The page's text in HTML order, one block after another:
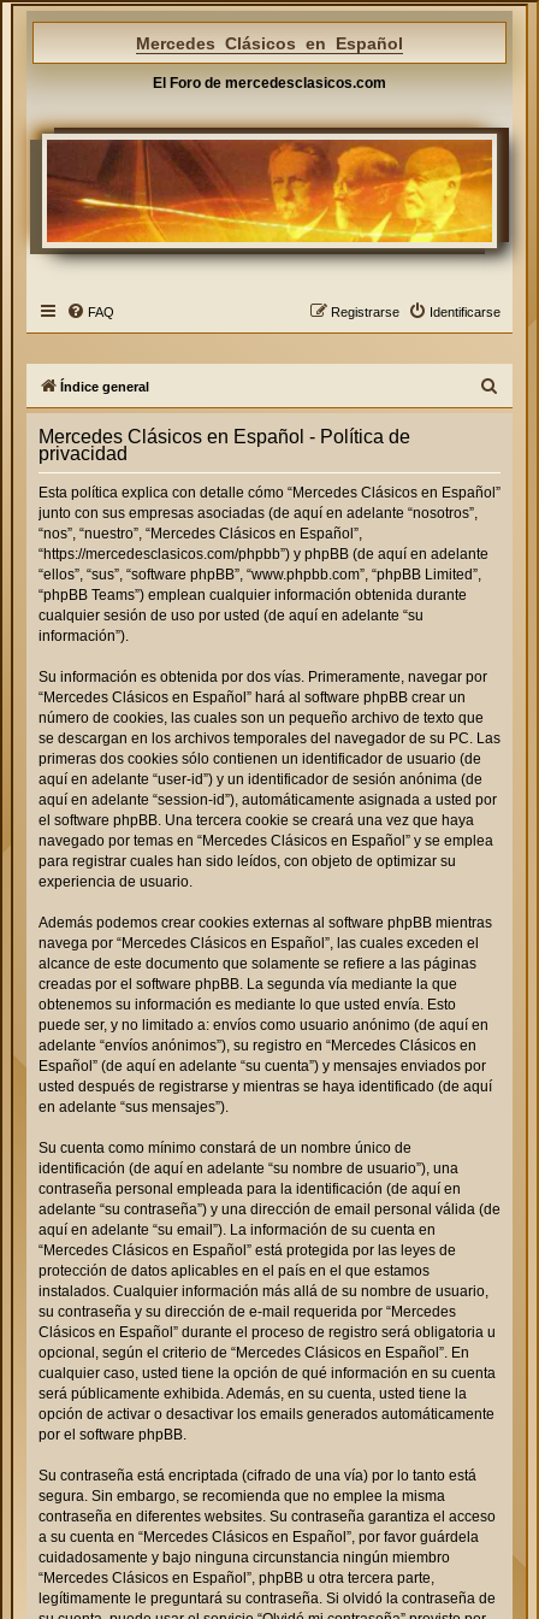
Mercedes Clásicos en Español
El Foro de mercedesclasicos.com
FAQ Identificarse
Registrarse
Índice general
u
c
Mercedes Clásicos en Español - Política de
privacidad
Esta política explica con detalle cómo “Mercedes Clásicos en Español”
junto con sus empresas asociadas (de aquí en adelante “nosotros”,
“nos”, “nuestro”, “Mercedes Clásicos en Español”,
“https://mercedesclasicos.com/phpbb”) y phpBB (de aquí en adelante
“ellos”, “sus”, “software phpBB”, “www.phpbb.com”, “phpBB Limited”,
“phpBB Teams”) emplean cualquier información obtenida durante
cualquier sesión de uso por usted (de aquí en adelante “su
información”).
Su información es obtenida por dos vías. Primeramente, navegar por
“Mercedes Clásicos en Español” hará al software phpBB crear un
número de cookies, las cuales son un pequeño archivo de texto que
se descargan en los archivos temporales del navegador de su PC. Las
primeras dos cookies sólo contienen un identificador de usuario (de
aquí en adelante “user-id”) y un identificador de sesión anónima (de
aquí en adelante “session-id”), automáticamente asignada a usted por
el software phpBB. Una tercera cookie se creará una vez que haya
navegado por temas en “Mercedes Clásicos en Español” y se emplea
para registrar cuales han sido leídos, con objeto de optimizar su
experiencia de usuario.
Además podemos crear cookies externas al software phpBB mientras
navega por “Mercedes Clásicos en Español”, las cuales exceden el
alcance de este documento que solamente se refiere a las páginas
creadas por el software phpBB. La segunda vía mediante la que
obtenemos su información es mediante lo que usted envía. Esto
puede ser, y no limitado a: envíos como usuario anónimo (de aquí en
adelante “envíos anónimos”), su registro en “Mercedes Clásicos en
Español” (de aquí en adelante “su cuenta”) y mensajes enviados por
usted después de registrarse y mientras se haya identificado (de aquí
en adelante “sus mensajes”).
Su cuenta como mínimo constará de un nombre único de
identificación (de aquí en adelante “su nombre de usuario”), una
contraseña personal empleada para la identificación (de aquí en
adelante “su contraseña”) y una dirección de email personal válida (de
aquí en adelante “su email”). La información de su cuenta en
“Mercedes Clásicos en Español” está protegida por las leyes de
protección de datos aplicables en el país en el que estamos
instalados. Cualquier información más allá de su nombre de usuario,
su contraseña y su dirección de e-mail requerida por “Mercedes
Clásicos en Español” durante el proceso de registro será obligatoria u
opcional, según el criterio de “Mercedes Clásicos en Español”. En
cualquier caso, usted tiene la opción de qué información en su cuenta
será públicamente exhibida. Además, en su cuenta, usted tiene la
opción de activar o desactivar los emails generados automáticamente
por el software phpBB.
Su contraseña está encriptada (cifrado de una vía) por lo tanto está
segura. Sin embargo, se recomienda que no emplee la misma
contraseña en diferentes websites. Su contraseña garantiza el acceso
a su cuenta en “Mercedes Clásicos en Español”, por favor guárdela
cuidadosamente y bajo ninguna circunstancia ningún miembro
“Mercedes Clásicos en Español”, phpBB u otra tercera parte,
legítimamente le preguntará su contraseña. Si olvidó la contraseña de